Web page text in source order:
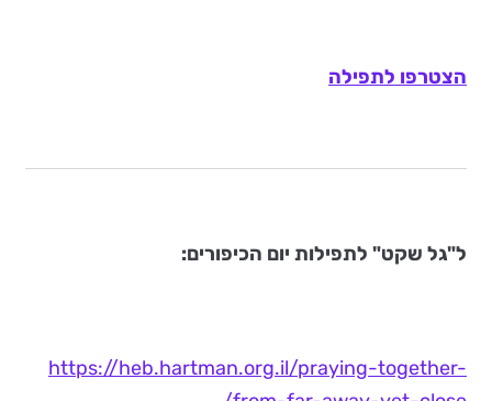
הצטרפו לתפילה
ל"גל שקט" לתפילות יום הכיפורים:
https://heb.hartman.org.il/praying-together-